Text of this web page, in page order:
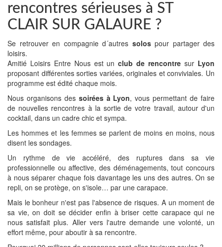
rencontres sérieuses à ST
CLAIR SUR GALAURE ?
Se retrouver en compagnie d´autres solospour partager des
loisirs.
Amitié Loisirs Entre Nous est unclub de rencontre sur Lyon
proposant différentes sorties variées, originales et conviviales. Un
programme est édité chaque mois.
Nous organisons des soirées à Lyon, vous permettant de faire
de nouvelles rencontres à la sortie de votre travail, autour d'un
cocktail, dans un cadre chic et sympa.
Les hommes et les femmes se parlent de moins en moins, nous
disent les sondages.
Un rythme de vie accéléré, des ruptures dans sa vie
professionnelle ou affective, des déménagements, tout concours
à nous séparer chaque fois davantage les uns des autres. On se
repli, on se protège, on s'isole… par une carapace.
Mais le bonheur n'est pas l'absence de risques. A un moment de
sa vie, on doit se décider enfin à briser cette carapace qui ne
nous satisfait plus. Aller vers l'autre demande une volonté, un
effort même, pour aboutir à sa rencontre.